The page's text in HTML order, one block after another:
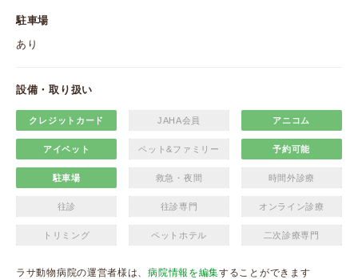
駐車場
あり
設備・取り扱い
クレジットカード JAHA会員 アニコム
アイペット ペット&ファミリー 予約可能
駐車場 救急・夜間 時間外診療
往診 往診専門 オンライン診療
トリミング ペットホテル 二次診療専門
ラサ動物病院の運営者様は、病院情報を編集することができます